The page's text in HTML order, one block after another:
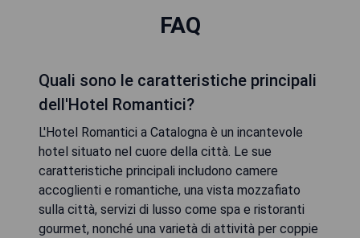
FAQ
Quali sono le caratteristiche principali
dell'Hotel Romantici?
L'Hotel Romantici a Catalogna è un incantevole
hotel situato nel cuore della città. Le sue
caratteristiche principali includono camere
accoglienti e romantiche, una vista mozzafiato
sulla città, servizi di lusso come spa e ristoranti
gourmet, nonché una varietà di attività per coppie